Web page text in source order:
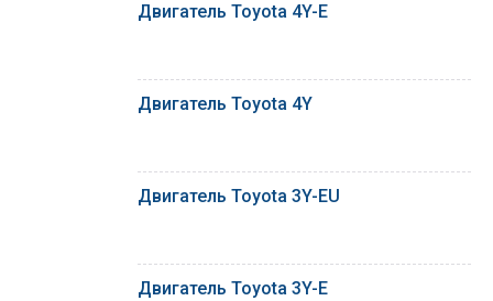
Двигатель Toyota 4Y-E
Двигатель Toyota 4Y
Двигатель Toyota 3Y-EU
Двигатель Toyota 3Y-E